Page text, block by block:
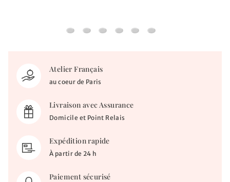
Médaille Vierge à l'enfant de Botticelli -
Médaille Vierge à l'enfant - Le Baiser -
Médaille Arbre de vie Princier -
Médaille Jésus étoile du berger
Médaille Vierge Solaire -
Médaille Vierge à
Atelier Français
au coeur de Paris
Livraison avec Assurance
Domicile et Point Relais
Expédition rapide
À partir de 24 h
Paiement sécurisé